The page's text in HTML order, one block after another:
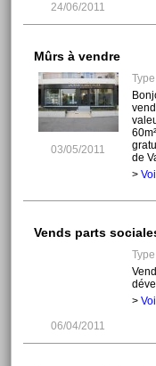
24/06/2011
Mûrs à vendre
03/05/2011
de
>
Vends parts
06/04/2011
>